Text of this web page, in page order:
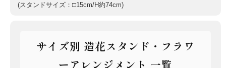
(スタンドサイズ：□15cm/H約74cm)
サイズ別 造花スタンド・フラワ
ーアレンジメント 一覧